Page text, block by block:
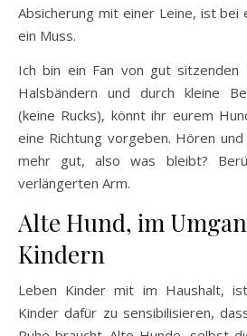
Absicherung mit einer Leine, ist bei
ein Muss.
Ich bin ein Fan von gut sitzenden
Halsbändern und durch kleine
(keine Rucks), könnt ihr eurem
eine Richtung vorgeben. Hören
mehr gut, also was bleibt?
verlängerten Arm.
Alte Hund, im
Kindern
Leben Kinder mit im Haushalt,
Kinder dafür zu sensibilisieren,